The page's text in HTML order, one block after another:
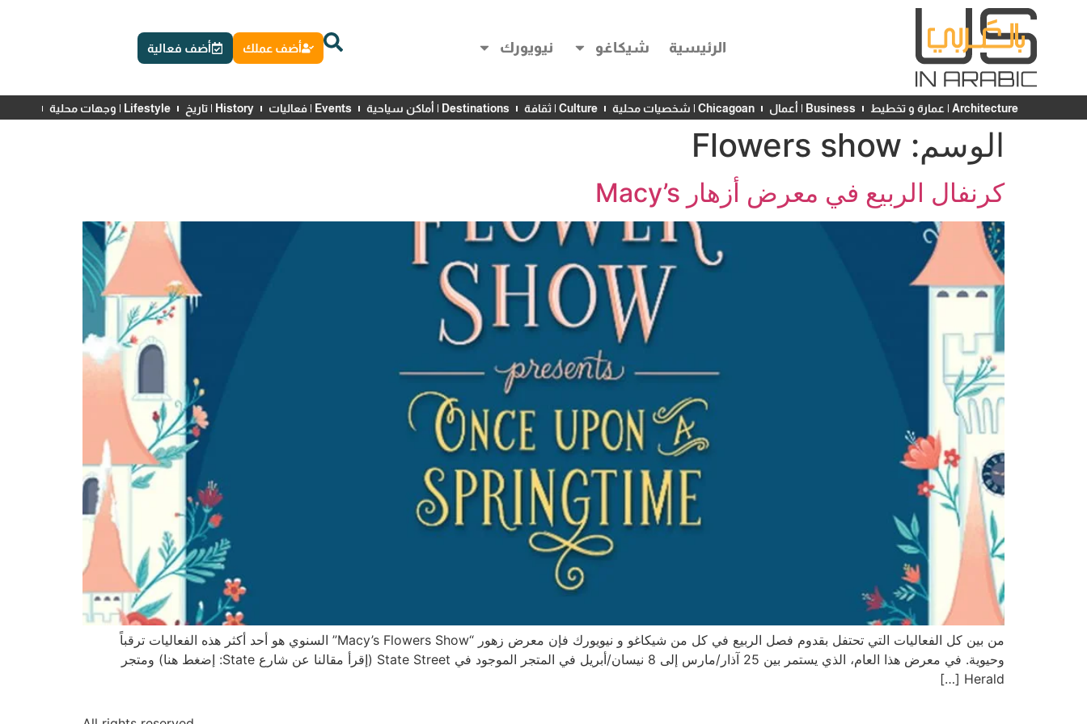
الرئيسية شيكاغو نيويورك أضف عملك أضف فعالية
Architecture | عمارة و تخطيط Business | أعمال Chicagoan | شخصيات محلية Culture | ثقافة Destinations | أماكن سياحية Events | فعاليات History | تاريخ Lifestyle | وجهات محلية
الوسم: Flowers show
كرنفال الربيع في معرض أزهار Macy’s
من بين كل الفعاليات التي تحتفل بقدوم فصل الربيع في كل من شيكاغو و نيويورك فإن معرض زهور “Macy’s Flowers Show” السنوي هو أحد أكثر هذه الفعاليات ترقباً
وحيوية. في معرض هذا العام، الذي يستمر بين 25 آذار/مارس إلى 8 نيسان/أبريل في المتجر الموجود في State Street (إقرأ مقالنا عن شارع State: إضغط هنا) ومتجر
Herald […]